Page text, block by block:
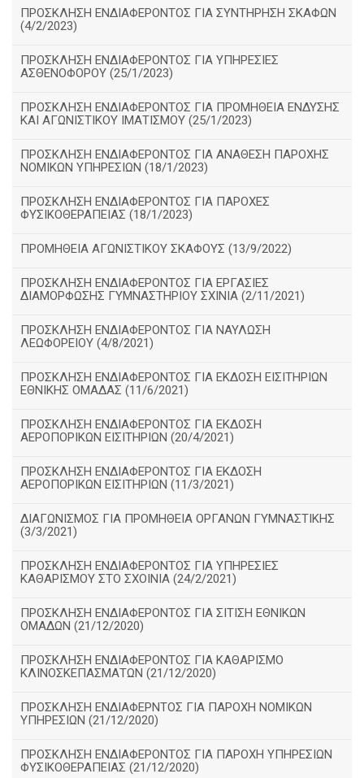
ΠΡΟΣΚΛΗΣΗ ΕΝΔΙΑΦΕΡΟΝΤΟΣ ΓΙΑ ΣΥΝΤΗΡΗΣΗ ΣΚΑΦΩΝ
(4/2/2023)
ΠΡΟΣΚΛΗΣΗ ΕΝΔΙΑΦΕΡΟΝΤΟΣ ΓΙΑ ΥΠΗΡΕΣΙΕΣ
ΑΣΘΕΝΟΦΟΡΟΥ (25/1/2023)
ΠΡΟΣΚΛΗΣΗ ΕΝΔΙΑΦΕΡΟΝΤΟΣ ΓΙΑ ΠΡΟΜΗΘΕΙΑ ΕΝΔΥΣΗΣ
ΚΑΙ ΑΓΩΝΙΣΤΙΚΟΥ ΙΜΑΤΙΣΜΟΥ (25/1/2023)
ΠΡΟΣΚΛΗΣΗ ΕΝΔΙΑΦΕΡΟΝΤΟΣ ΓΙΑ ΑΝΑΘΕΣΗ ΠΑΡΟΧΗΣ
ΝΟΜΙΚΩΝ ΥΠΗΡΕΣΙΩΝ (18/1/2023)
ΠΡΟΣΚΛΗΣΗ ΕΝΔΙΑΦΕΡΟΝΤΟΣ ΓΙΑ ΠΑΡΟΧΕΣ
ΦΥΣΙΚΟΘΕΡΑΠΕΙΑΣ (18/1/2023)
ΠΡΟΜΗΘΕΙΑ ΑΓΩΝΙΣΤΙΚΟΥ ΣΚΑΦΟΥΣ (13/9/2022)
ΠΡΟΣΚΛΗΣΗ ΕΝΔΙΑΦΕΡΟΝΤΟΣ ΓΙΑ ΕΡΓΑΣΙΕΣ
ΔΙΑΜΟΡΦΩΣΗΣ ΓΥΜΝΑΣΤΗΡΙΟΥ ΣΧΙΝΙΑ (2/11/2021)
ΠΡΟΣΚΛΗΣΗ ΕΝΔΙΑΦΕΡΟΝΤΟΣ ΓΙΑ ΝΑΥΛΩΣΗ
ΛΕΩΦΟΡΕΙΟΥ (4/8/2021)
ΠΡΟΣΚΛΗΣΗ ΕΝΔΙΑΦΕΡΟΝΤΟΣ ΓΙΑ ΕΚΔΟΣΗ ΕΙΣΙΤΗΡΙΩΝ
ΕΘΝΙΚΗΣ ΟΜΑΔΑΣ (11/6/2021)
ΠΡΟΣΚΛΗΣΗ ΕΝΔΙΑΦΕΡΟΝΤΟΣ ΓΙΑ ΕΚΔΟΣΗ
ΑΕΡΟΠΟΡΙΚΩΝ ΕΙΣΙΤΗΡΙΩΝ (20/4/2021)
ΠΡΟΣΚΛΗΣΗ ΕΝΔΙΑΦΕΡΟΝΤΟΣ ΓΙΑ ΕΚΔΟΣΗ
ΑΕΡΟΠΟΡΙΚΩΝ ΕΙΣΙΤΗΡΙΩΝ (11/3/2021)
ΔΙΑΓΩΝΙΣΜΟΣ ΓΙΑ ΠΡΟΜΗΘΕΙΑ ΟΡΓΑΝΩΝ ΓΥΜΝΑΣΤΙΚΗΣ
(3/3/2021)
ΠΡΟΣΚΛΗΣΗ ΕΝΔΙΑΦΕΡΟΝΤΟΣ ΓΙΑ ΥΠΗΡΕΣΙΕΣ
ΚΑΘΑΡΙΣΜΟΥ ΣΤΟ ΣΧΟΙΝΙΑ (24/2/2021)
ΠΡΟΣΚΛΗΣΗ ΕΝΔΙΑΦΕΡΟΝΤΟΣ ΓΙΑ ΣΙΤΙΣΗ ΕΘΝΙΚΩΝ
ΟΜΑΔΩΝ (21/12/2020)
ΠΡΟΣΚΛΗΣΗ ΕΝΔΙΑΦΕΡΟΝΤΟΣ ΓΙΑ ΚΑΘΑΡΙΣΜΟ
ΚΛΙΝΟΣΚΕΠΑΣΜΑΤΩΝ (21/12/2020)
ΠΡΟΣΚΛΗΣΗ ΕΝΔΙΑΦΕΡΝΤΟΣ ΓΙΑ ΠΑΡΟΧΗ ΝΟΜΙΚΩΝ
ΥΠΗΡΕΣΙΩΝ (21/12/2020)
ΠΡΟΣΚΛΗΣΗ ΕΝΔΙΑΦΕΡΟΝΤΟΣ ΓΙΑ ΠΑΡΟΧΗ ΥΠΗΡΕΣΙΩΝ
ΦΥΣΙΚΟΘΕΡΑΠΕΙΑΣ (21/12/2020)